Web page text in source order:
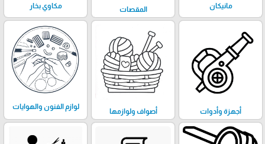
مانيكان المقصات مكاوي بخار
أجهزة وأدوات أصواف ولوازمها
لوازم الفنون والهوايات